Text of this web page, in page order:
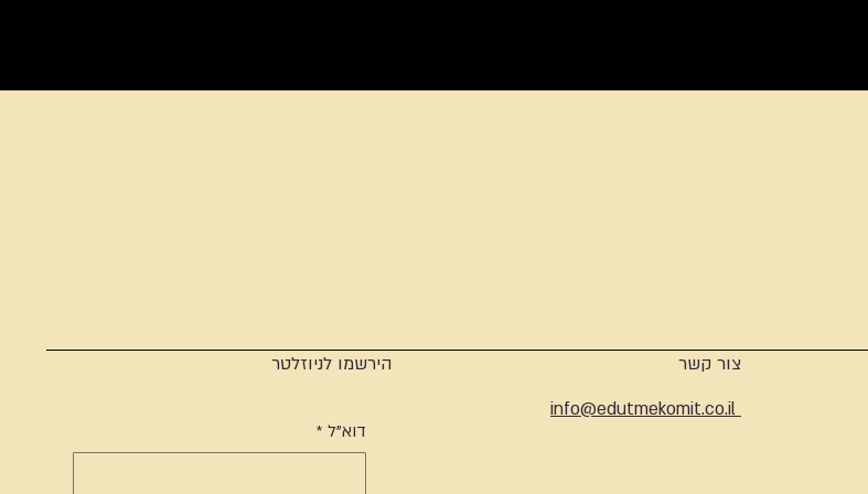
צור קשר
info@edutmekomit.co.il
הירשמו לניוזלטר
דוא"ל *